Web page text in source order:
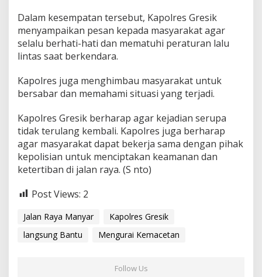
n
y
a
r
Dalam kesempatan tersebut, Kapolres Gresik
menyampaikan pesan kepada masyarakat agar
selalu berhati-hati dan mematuhi peraturan lalu
lintas saat berkendara.
Kapolres juga menghimbau masyarakat untuk
bersabar dan memahami situasi yang terjadi.
Kapolres Gresik berharap agar kejadian serupa
tidak terulang kembali. Kapolres juga berharap
agar masyarakat dapat bekerja sama dengan pihak
kepolisian untuk menciptakan keamanan dan
ketertiban di jalan raya. (S nto)
Post Views: 2
Jalan Raya Manyar
Kapolres Gresik
langsung Bantu
Mengurai Kemacetan
Follow Us